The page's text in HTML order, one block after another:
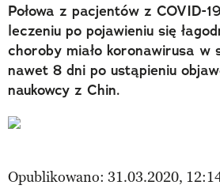
Połowa z pacjentów z COVID-
leczeniu po pojawieniu się
choroby miało koronawirusa w
nawet 8 dni po ustąpieniu
naukowcy z Chin.
Opublikowano: 31.03.2020,